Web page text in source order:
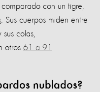
con un tigre,
. Sus cuerpos miden entre
colas,
otros 61 a 91
nublados?